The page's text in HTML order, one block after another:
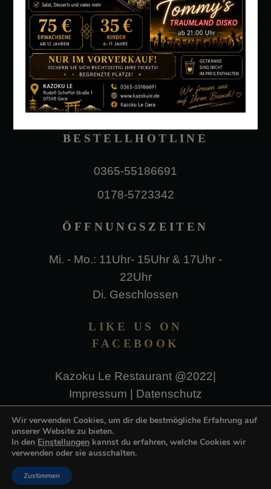
KAZOKU LE
RESTAURANT - SUSHI
& GRILL
Rudolf-Scheffel-Straße 1, 07548
Gera
BESTELLHOTLINE
0365-55186691
0178-5723342
ÖFFNUNGSZEITEN
Mi. - Mo.: 11Uhr- 15Uhr & 17Uhr -
22Uhr
Di. Geschlossen
LIKE US ON
FACEBOOK
Kazoku Le Restaurant @2022|
Impressum
Datenschutz
Wir verwenden Cookies, um dir die bestmögliche Erfahrung auf
unserer Website zu bieten.
In den Einstellungen kannst du erfahren, welche Cookies wir
verwenden oder sie ausschalten.
Zustimmen